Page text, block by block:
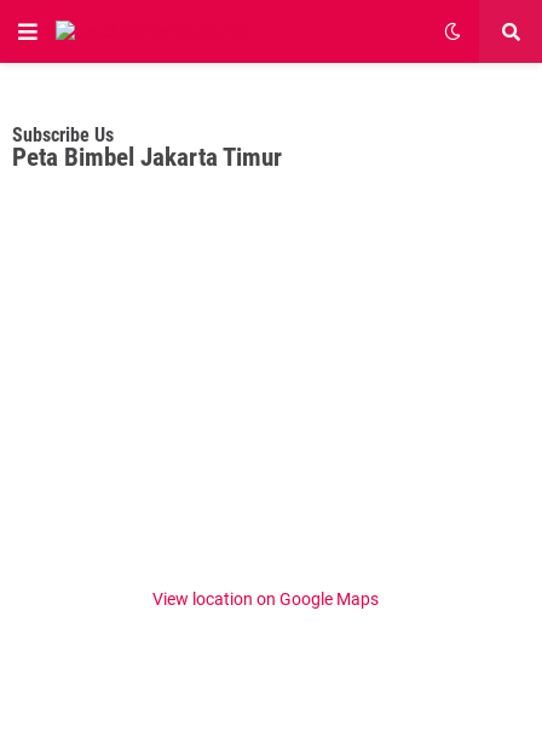
Subscribe Us
Peta Bimbel Jakarta Timur
View location on Google Maps